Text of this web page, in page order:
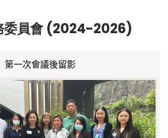
委員會 (2024-2026)
第一次會議後留影